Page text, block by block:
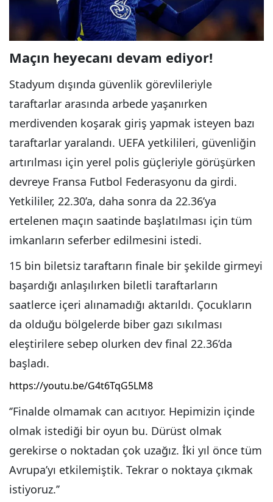
Maçın heyecanı devam ediyor!
Stadyum dışında güvenlik görevlileriyle
taraftarlar arasında arbede yaşanırken
merdivenden koşarak giriş yapmak isteyen bazı
taraftarlar yaralandı. UEFA yetkilileri, güvenliğin
artırılması için yerel polis güçleriyle görüşürken
devreye Fransa Futbol Federasyonu da girdi.
Yetkililer, 22.30’a, daha sonra da 22.36’ya
ertelenen maçın saatinde başlatılması için tüm
imkanların seferber edilmesini istedi.
15 bin biletsiz taraftarın finale bir şekilde girmeyi
başardığı anlaşılırken biletli taraftarların
saatlerce içeri alınamadığı aktarıldı. Çocukların
da olduğu bölgelerde biber gazı sıkılması
eleştirilere sebep olurken dev final 22.36’da
başladı.
https://youtu.be/G4t6TqG5LM8
‘’Finalde olmamak can acıtıyor. Hepimizin içinde
olmak istediği bir oyun bu. Dürüst olmak
gerekirse o noktadan çok uzağız. İki yıl önce tüm
Avrupa’yı etkilemiştik. Tekrar o noktaya çıkmak
istiyoruz.’’